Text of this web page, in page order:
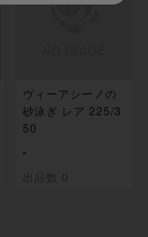
ヴィーアシーノの
砂泳ぎ レア 225/3
50
-
出品数 0